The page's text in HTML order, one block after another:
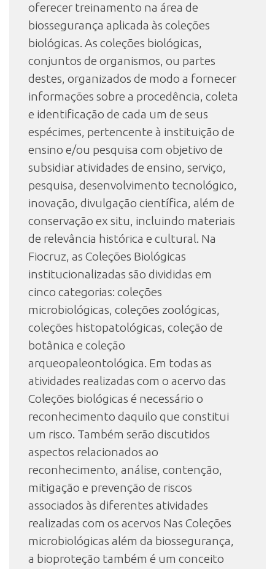
oferecer treinamento na área de
biossegurança aplicada às coleções
biológicas. As coleções biológicas,
conjuntos de organismos, ou partes
destes, organizados de modo a fornecer
informações sobre a procedência, coleta
e identificação de cada um de seus
espécimes, pertencente à instituição de
ensino e/ou pesquisa com objetivo de
subsidiar atividades de ensino, serviço,
pesquisa, desenvolvimento tecnológico,
inovação, divulgação científica, além de
conservação ex situ, incluindo materiais
de relevância histórica e cultural. Na
Fiocruz, as Coleções Biológicas
institucionalizadas são divididas em
cinco categorias: coleções
microbiológicas, coleções zoológicas,
coleções histopatológicas, coleção de
botânica e coleção
arqueopaleontológica. Em todas as
atividades realizadas com o acervo das
Coleções biológicas é necessário o
reconhecimento daquilo que constitui
um risco. Também serão discutidos
aspectos relacionados ao
reconhecimento, análise, contenção,
mitigação e prevenção de riscos
associados às diferentes atividades
realizadas com os acervos Nas Coleções
microbiológicas além da biossegurança,
a bioproteção também é um conceito